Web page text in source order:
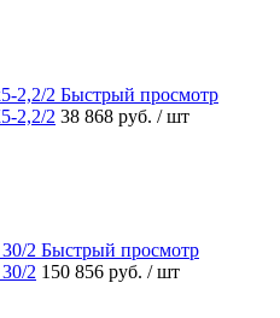
Быстрый просмотр
2,2/2 38 868 руб. / шт
Быстрый просмотр
2 150 856 руб. / шт